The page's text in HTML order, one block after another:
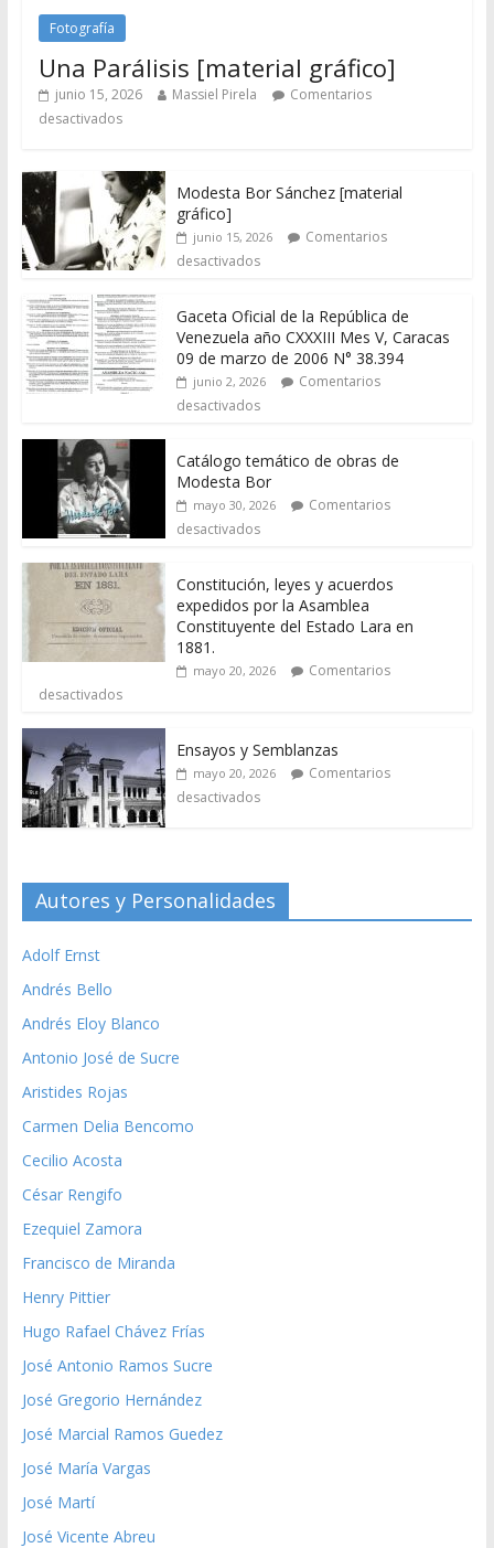
Fotografía
Una Parálisis [material gráfico]
junio 15, 2026 Massiel Pirela
Comentarios
desactivados
Modesta Bor Sánchez [material
gráfico]
junio 15, 2026
Comentarios
desactivados
Gaceta Oficial de la República de
Venezuela año CXXXIII Mes V, Caracas
09 de marzo de 2006 N° 38.394
junio 2, 2026
Comentarios
desactivados
Catálogo temático de obras de
Modesta Bor
mayo 30, 2026
Comentarios
desactivados
Constitución, leyes y acuerdos
expedidos por la Asamblea
Constituyente del Estado Lara en
1881.
mayo 20, 2026
Comentarios
desactivados
Ensayos y Semblanzas
mayo 20, 2026
Comentarios
desactivados
Autores y Personalidades
Adolf Ernst
Andrés Bello
Andrés Eloy Blanco
Antonio José de Sucre
Aristides Rojas
Carmen Delia Bencomo
Cecilio Acosta
César Rengifo
Ezequiel Zamora
Francisco de Miranda
Henry Pittier
Hugo Rafael Chávez Frías
José Antonio Ramos Sucre
José Gregorio Hernández
José Marcial Ramos Guedez
José María Vargas
José Martí
José Vicente Abreu